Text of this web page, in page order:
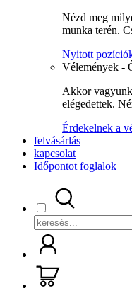
Nézd meg
munka terén.
Nyitott
Vélemények -
Akkor
elégedettek.
Érdekelnek a
felvásárlás
kapcsolat
Időpontot foglalok